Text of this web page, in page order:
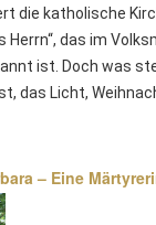
die katholische
Herrn“, das im
ist. Doch was
das Licht,
– Eine